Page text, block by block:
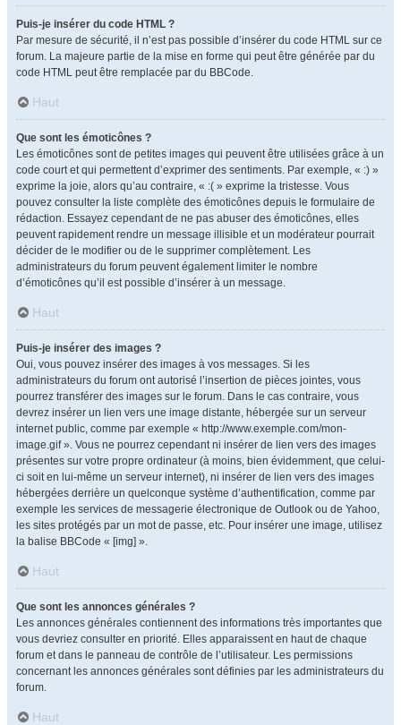
Puis-je insérer du code HTML ?
Par mesure de sécurité, il n’est pas possible d’insérer du code HTML sur ce
forum. La majeure partie de la mise en forme qui peut être générée par du
code HTML peut être remplacée par du BBCode.
Haut
Que sont les émoticônes ?
Les émoticônes sont de petites images qui peuvent être utilisées grâce à un
code court et qui permettent d’exprimer des sentiments. Par exemple, « :) »
exprime la joie, alors qu’au contraire, « :( » exprime la tristesse. Vous
pouvez consulter la liste complète des émoticônes depuis le formulaire de
rédaction. Essayez cependant de ne pas abuser des émoticônes, elles
peuvent rapidement rendre un message illisible et un modérateur pourrait
décider de le modifier ou de le supprimer complètement. Les
administrateurs du forum peuvent également limiter le nombre
d’émoticônes qu’il est possible d’insérer à un message.
Haut
Puis-je insérer des images ?
Oui, vous pouvez insérer des images à vos messages. Si les
administrateurs du forum ont autorisé l’insertion de pièces jointes, vous
pourrez transférer des images sur le forum. Dans le cas contraire, vous
devrez insérer un lien vers une image distante, hébergée sur un serveur
internet public, comme par exemple « http://www.exemple.com/mon-
image.gif ». Vous ne pourrez cependant ni insérer de lien vers des images
présentes sur votre propre ordinateur (à moins, bien évidemment, que celui-
ci soit en lui-même un serveur internet), ni insérer de lien vers des images
hébergées derrière un quelconque système d’authentification, comme par
exemple les services de messagerie électronique de Outlook ou de Yahoo,
les sites protégés par un mot de passe, etc. Pour insérer une image, utilisez
la balise BBCode « [img] ».
Haut
Que sont les annonces générales ?
Les annonces générales contiennent des informations très importantes que
vous devriez consulter en priorité. Elles apparaissent en haut de chaque
forum et dans le panneau de contrôle de l’utilisateur. Les permissions
concernant les annonces générales sont définies par les administrateurs du
forum.
Haut